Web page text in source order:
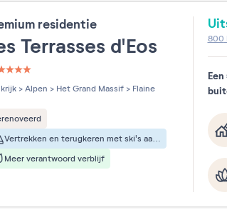
residentie
Terrasses d'Eos
sur 5
> Alpen > Het Grand Massif > Flaine
Vertrekken en terugkeren met ski's aan de voeten
Meer verantwoord verblijf
800